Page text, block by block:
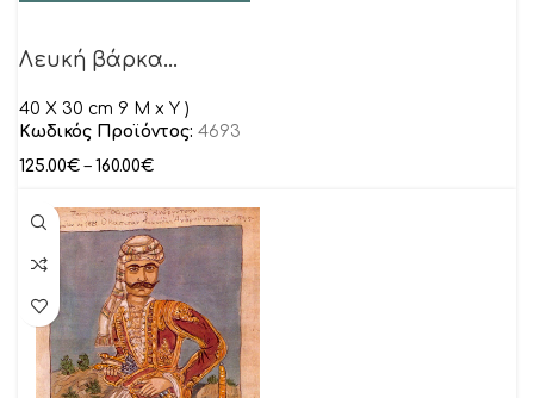
Λευκή βάρκα…
40 Χ 30 cm 9 M x Y )
Κωδικός Προϊόντος: 4693
125.00€ – 160.00€